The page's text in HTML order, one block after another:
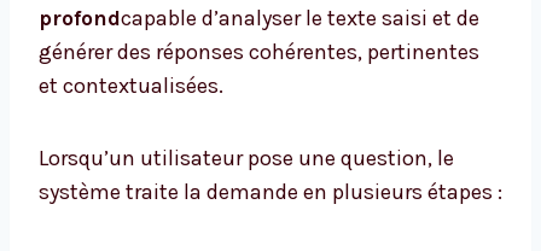
profondcapable d’analyser le texte saisi et de
générer des réponses cohérentes, pertinentes
et contextualisées.
Lorsqu’un utilisateur pose une question, le
système traite la demande en plusieurs étapes :